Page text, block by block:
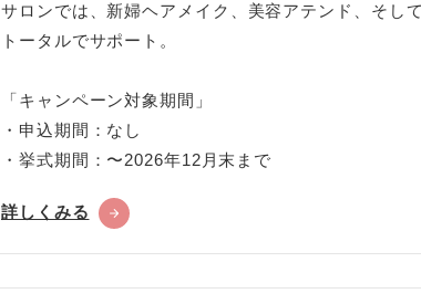
サロンでは、新婦ヘアメイク、美容アテンド、そし
トータルでサポート。
「キャンペーン対象期間」
・申込期間：なし
・挙式期間：〜2026年12月末まで
詳しくみる